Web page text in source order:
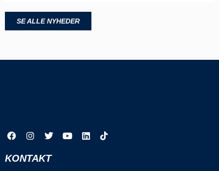
SE ALLE NYHEDER
KONTAKT